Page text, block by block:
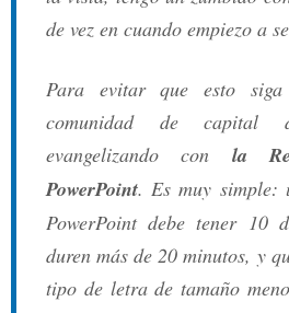
de vez en cuando empiezo a
Para evitar que esto
comunidad de capital
evangelizando con la
PowerPoint. Es muy simple:
PowerPoint debe tener 10
duren más de 20 minutos, y
tipo de letra de tamaño